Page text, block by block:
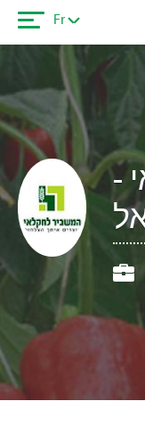
Aller
contenu
Fr
-